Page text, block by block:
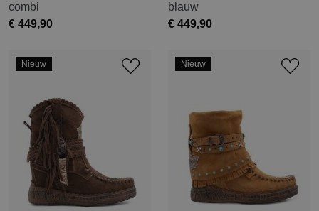
combi
€ 449,90
blauw
€ 449,90
Nieuw Nieuw